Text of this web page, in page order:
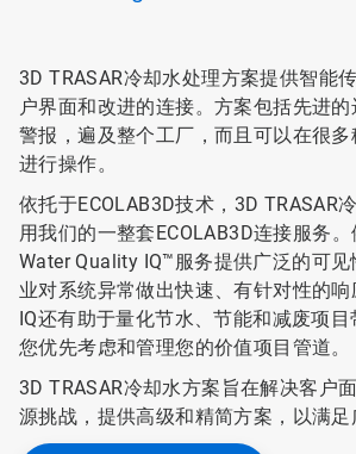
3D TRASAR冷却水处理方案提供智能
户界面和改进的连接。方案包括先进
警报，遍及整个工厂，而且可以在很
进行操作。
依托于ECOLAB3D技术，3D TRASAR
用我们的一整套ECOLAB3D连接服务
Water Quality IQ™服务提供广泛的可
业对系统异常做出快速、有针对性的
IQ还有助于量化节水、节能和减废项
您优先考虑和管理您的价值项目管道。
3D TRASAR冷却水方案旨在解决客户
源挑战，提供高级和精简方案，以满足